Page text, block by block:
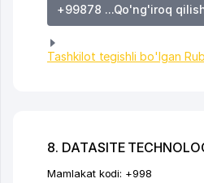
+99878 ...Qo'ng'iroq
Tashkilot tegishli bo'lgan
8. DATASITE
Mamlakat kodi: +998